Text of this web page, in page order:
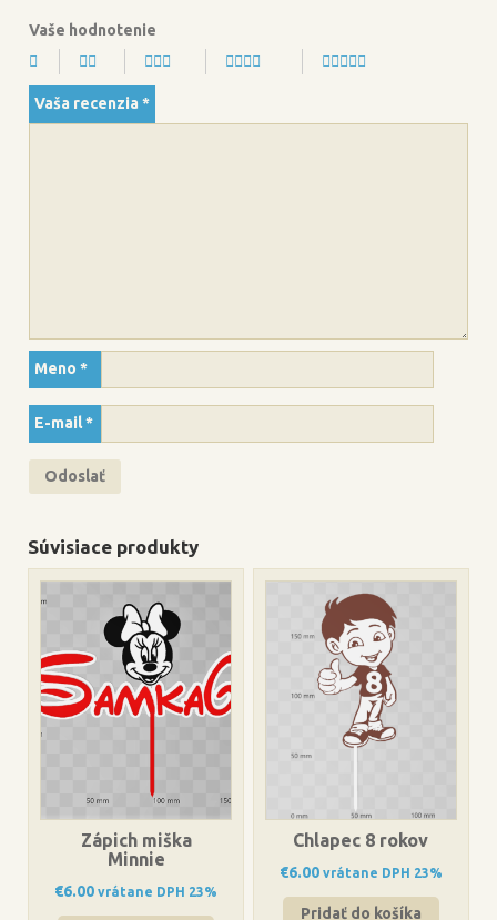
Vaše hodnotenie
Vaša recenzia *
Meno *
E-mail*
Súvisiace produkty
Zápich miška
Minnie
€6.00 vrátane DPH 23%
Chlapec 8 rokov
€6.00 vrátane DPH 23%
Pridať do košíka